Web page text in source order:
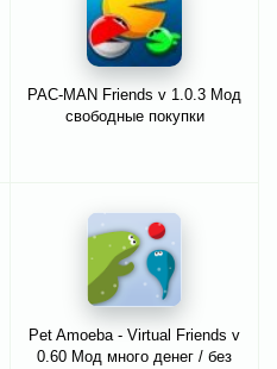
PAC-MAN Friends v 1.0.3 Мод
свободные покупки
Pet Amoeba - Virtual Friends v
0.60 Мод много денег / без